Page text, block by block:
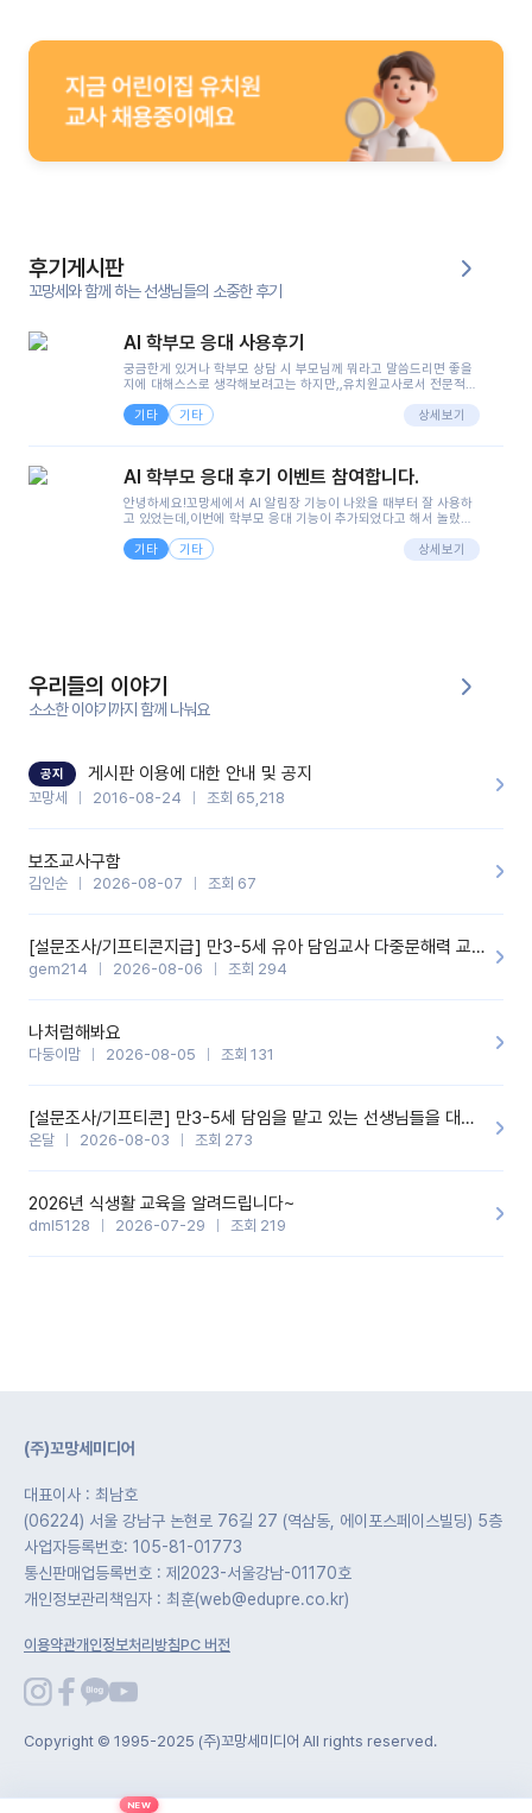
후기게시판
꼬망세와 함께 하는 선생님들의 소중한 후기
AI 학부모 응대 사용후기
궁금한게 있거나 학부모 상담 시 부모님께 뭐라고 말씀드리면 좋을
지에 대해스스로 생각해보려고는 하지만,,유치원교사로서 전문적인
려니 어려울때가...^^(저만 그런거 아니죠 ㅜㅜ)꼬망봇의 장점은 지
피티나 제미나이는 몇세이고 여자인지 남자인지 등그래도 좀 기본
정보를 제공하면서 물어봐야할 때가 있어그때마다 정보를 입력하는
으셔서 고민이 됐는데ai 학부모 응대를 써볼 수 있어서 좋았어요!앞
면..)그리고 제가 신입 때 이게 있었더라면 ㅜㅜㅜㅜ?응대 팁이 정말
좋은거 같아요지금은 그래도 아이들이 잘 이해 되지만초임 때는 정
말 어려워서 항상다른 선생님들께 도움을 요청했었거든요..ㅠ*일지
쓸 때도 좀 도움이 되는 거 같아요!
기타 기타 상세보기
AI 학부모 응대 후기 이벤트 참여합니다.
안녕하세요!꼬망세에서 AI 알림장 기능이 나왔을 때부터 잘 사용하
고 있었는데,이번에 학부모 응대 기능이 추가되었다고 해서 놀랐습
님 응대에 더 많은 부담을 느끼고 있습니다 ㅠㅠ이번에 제가 원에서
겪은 일과 학부모님께 전달드렸던 내용을 함께 보시고,저와 비슷한
을 많이 하는데,꼬망봇 덕분에 고민하는 시간을 줄이고 학부모님을
안심시킬 수 있었습니다.이 부분은 꼬망봇이 추가로 알려준 응대 tip
입니다.학부모님께 전화를 드리기 전에, 내용을 숙지하여 좀 더 전문
성 있는 교사가 되어 대화를 나눌 수 있었습니다.꼬망세 AI학부모 응
기능을 개발해 주셔서 감사합니다.
기타 기타 상세보기
우리들의 이야기
소소한 이야기까지 함께 나눠요
공지 게시판 이용에 대한 안내 및 공지
꼬망세 2016-08-24 조회 65,218
보조교사구함
김인순 2026-08-07 조회 67
[설문조사/기프티콘지급] 만3-5세 유아 담임교사 다중문해력 교육 증진을 위한 설문조사
gem214 2026-08-06 조회 294
나처럼해봐요
다둥이맘 2026-08-05 조회 131
[설문조사/기프티콘] 만3-5세 담임을 맡고 있는 선생님들을 대상으로 설문조사를 합니다!
온달 2026-08-03 조회 273
2026년 식생활 교육을 알려드립니다~
dml5128 2026-07-29 조회 219
(주)꼬망세미디어
대표이사 : 최남호
(06224) 서울 강남구 논현로 76길 27 (역삼동, 에이포스페이스빌딩) 5층
사업자등록번호: 105-81-01773
통신판매업등록번호 : 제2023-서울강남-01170호
개인정보관리책임자 : 최훈(web@edupre.co.kr)
이용약관개인정보처리방침PC 버전
Copyright © 1995-2025 (주)꼬망세미디어 All rights reserved.
NEW